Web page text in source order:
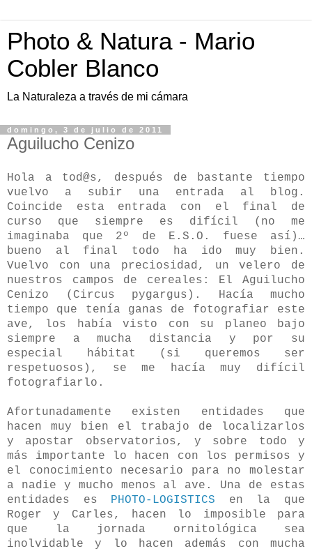
Photo & Natura - Mario
Cobler Blanco
La Naturaleza a través de mi cámara
domingo, 3 de julio de 2011
Aguilucho Cenizo
Hola a tod@s, después de bastante tiempo
vuelvo a subir una entrada al blog.
Coincide esta entrada con el final de
curso que siempre es difícil (no me
imaginaba que 2º de E.S.O. fuese así)…
bueno al final todo ha ido muy bien.
Vuelvo con una preciosidad, un velero de
nuestros campos de cereales: El Aguilucho
Cenizo (Circus pygargus). Hacía mucho
tiempo que tenía ganas de fotografiar este
ave, los había visto con su planeo bajo
siempre a mucha distancia y por su
especial hábitat (si queremos ser
respetuosos), se me hacía muy difícil
fotografiarlo.
Afortunadamente existen entidades que
hacen muy bien el trabajo de localizarlos
y apostar observatorios, y sobre todo y
más importante lo hacen con los permisos y
el conocimiento necesario para no molestar
a nadie y mucho menos al ave. Una de estas
entidades es PHOTO-LOGISTICS en la que
Roger y Carles, hacen lo imposible para
que la jornada ornitológica sea
inolvidable y lo hacen además con mucha